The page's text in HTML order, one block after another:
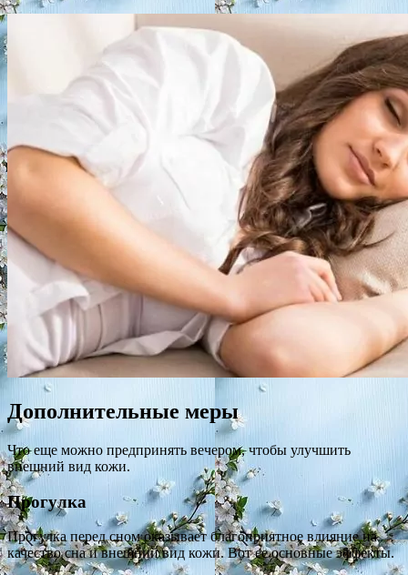
Дополнительные меры
Что еще можно предпринять вечером, чтобы улучшить
внешний вид кожи.
Прогулка
Прогулка перед сном оказывает благоприятное влияние на
качество сна и внешний вид кожи. Вот ее основные эффекты.